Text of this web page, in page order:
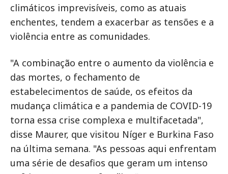
climáticos imprevisíveis, como as atuais
enchentes, tendem a exacerbar as tensões e a
violência entre as comunidades.
"A combinação entre o aumento da violência e
das mortes, o fechamento de
estabelecimentos de saúde, os efeitos da
mudança climática e a pandemia de COVID-19
torna essa crise complexa e multifacetada",
disse Maurer, que visitou Níger e Burkina Faso
na última semana. "As pessoas aqui enfrentam
uma série de desafios que geram um intenso